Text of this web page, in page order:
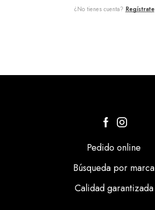
¿No tienes cuenta? Regístrate
Pedido online
Búsqueda por marca
Calidad garantizada